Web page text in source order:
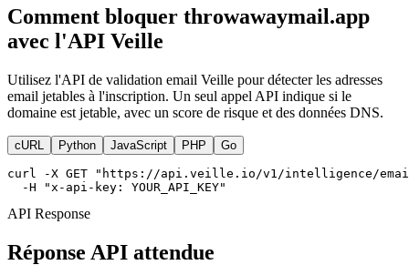
Comment bloquer throwawaymail.app
avec l'API Veille
Utilisez l'API de validation email Veille pour détecter les adresses
email jetables à l'inscription. Un seul appel API indique si le
domaine est jetable, avec un score de risque et des données DNS.
cURL Python JavaScript PHP Go
curl -X GET "https://api.veille.io/v1/intelligence/
  -H "x-api-key: YOUR_API_KEY"
API Response
Réponse API attendue